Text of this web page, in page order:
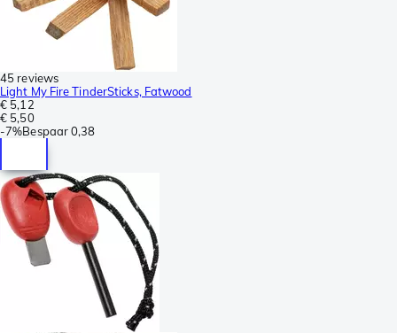
45 reviews
Light My Fire TinderSticks, Fatwood
€ 5,12
€ 5,50
-7%Bespaar0,38